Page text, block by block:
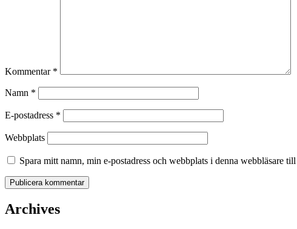
Kommentar *
Namn *
E-postadress *
Webbplats
Spara mitt namn, min e-postadress och webbplats i denna webbläsare
Archives